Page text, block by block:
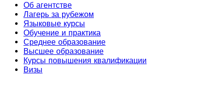
Об агентстве
Лагерь за рубежом
Языковые курсы
Обучение и практика
Среднее образование
Высшее образование
Курсы повышения квалификации
Визы